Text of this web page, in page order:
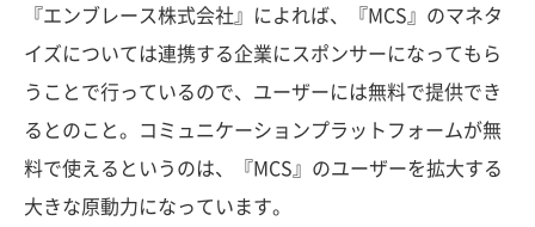
『エンブレース株式会社』によれば、『MCS』のマネタ
イズについては連携する企業にスポンサーになってもら
うことで行っているので、ユーザーには無料で提供でき
るとのこと。コミュニケーションプラットフォームが無
料で使えるというのは、『MCS』のユーザーを拡大する
大きな原動力になっています。